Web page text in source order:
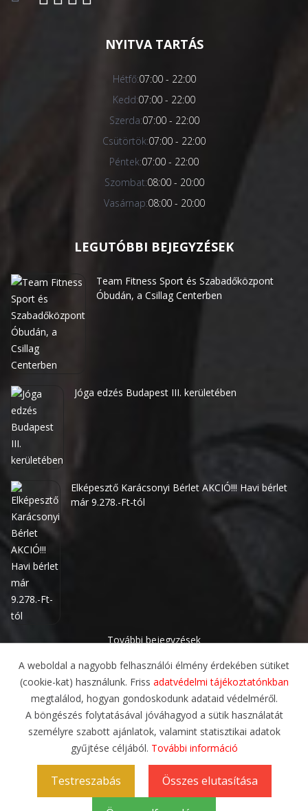
A weboldal a nagyobb felhasználói élmény érdekében sütiket
(cookie-kat) használunk. Friss adatvédelmi tájékoztatónkban
megtalálod, hogyan gondoskodunk adataid védelméről.
A böngészés folytatásával jóváhagyod a sütik használatát
személyre szabott ajánlatok, valamint statisztikai adatok
gyűjtése céljából. További információ
Testreszabás Összes elutasítása
NYITVA TARTÁS
Hétfő:07:00 - 22:00
Kedd:07:00 - 22:00
Szerda:07:00 - 22:00
Csütörtök:07:00 - 22:00
Péntek:07:00 - 22:00
Szombat:08:00 - 20:00
Vasárnap:08:00 - 20:00
LEGUTÓBBI BEJEGYZÉSEK
Team Fitness Sport és Szabadőközpont
Óbudán, a Csillag Centerben
Jóga edzés Budapest III. kerületében
Elképesztő Karácsonyi Bérlet AKCIÓ!!! Havi bérlet
már 9.278.-Ft-tól
További bejegyzések
RÓLUNK